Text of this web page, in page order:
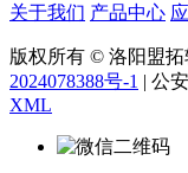
关于我们 产品中心
版权所有 © 洛阳盟拓
2024078388号-1 | 公
XML